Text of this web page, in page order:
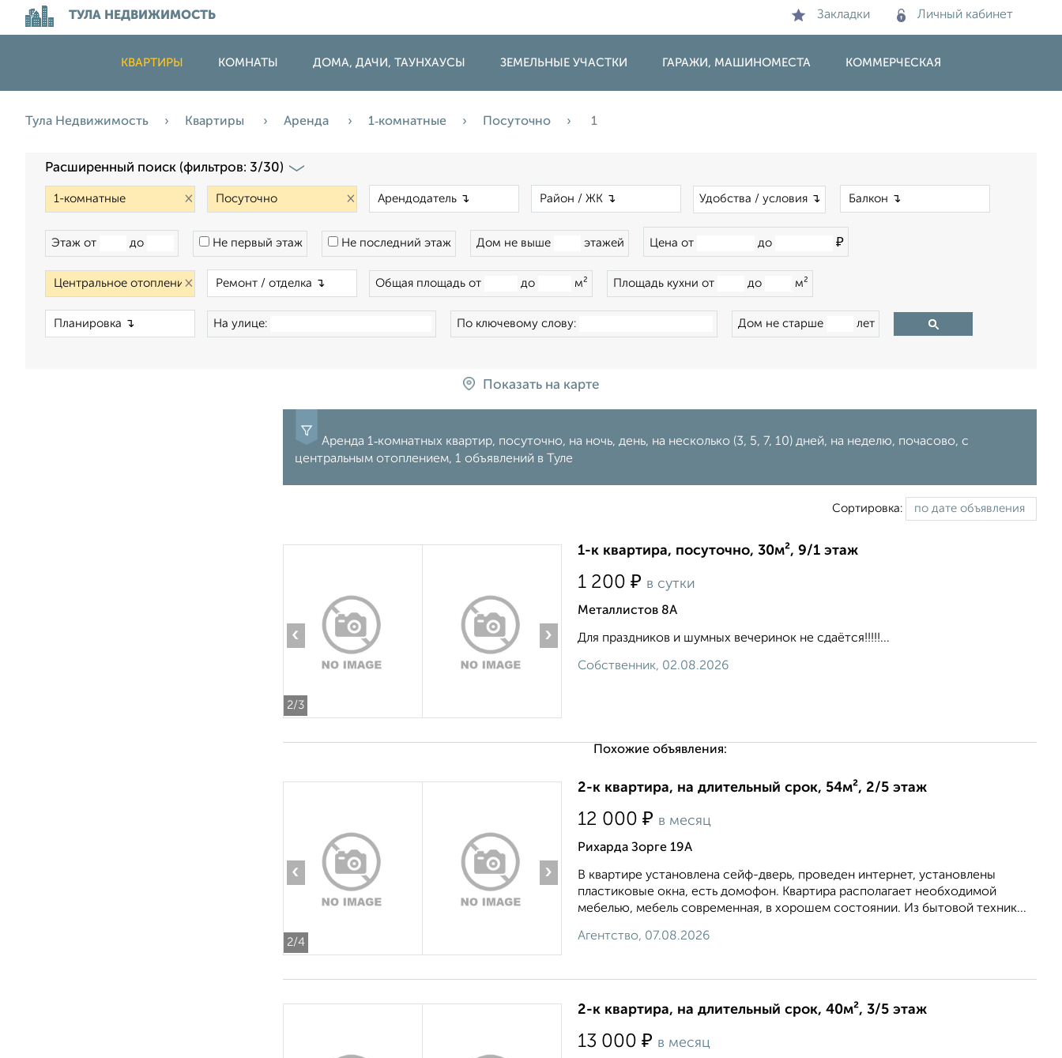
ТУЛА НЕДВИЖИМОСТЬ Закладки Личный кабинет
КВАРТИРЫ КОМНАТЫ ДОМА, ДАЧИ, ТАУНХАУСЫ ЗЕМЕЛЬНЫЕ УЧАСТКИ ГАРАЖИ, МАШИНОМЕСТА КОММЕРЧЕСКАЯ
Тула Недвижимость Квартиры Аренда 1‑комнатные Посуточно 1
Расширенный поиск (фильтров: 3/30)
× × Удобства / условия ↴
Этаж от до Не первый этаж Не последний этаж Дом не выше этажей Цена от до ₽
× Общая площадь от до м² Площадь кухни от до м²
На улице: По ключевому слову: Дом не старше лет
Показать на карте
Аренда 1‑комнатных квартир, посуточно, на ночь, день, на несколько (3, 5, 7, 10) дней, на неделю, почасово, с
центральным отоплением, 1 объявлений в Туле
Сортировка:
2/3
‹ ›
1-к квартира, посуточно, 30м², 9/1 этаж
1 200 ₽ в сутки
Металлистов 8А
Для праздников и шумных вечеринок не сдаётся!!!!!...
Собственник, 02.08.2026
Похожие объявления:
2/4
‹ ›
2-к квартира, на длительный срок, 54м², 2/5 этаж
12 000 ₽ в месяц
Рихарда Зорге 19А
В квартире установлена сейф-дверь, проведен интернет, установлены
пластиковые окна, есть домофон. Квартира располагает необходимой
мебелью, мебель современная, в хорошем состоянии. Из бытовой техник...
Агентство, 07.08.2026
2-к квартира, на длительный срок, 40м², 3/5 этаж
13 000 ₽ в месяц